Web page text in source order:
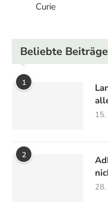
Curie
Beliebte Beiträge
1
2